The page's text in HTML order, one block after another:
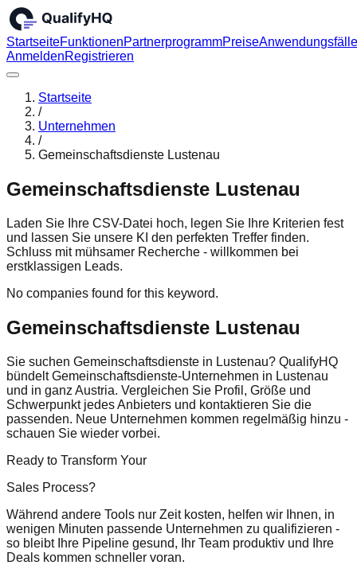
StartseiteFunktionenPartnerprogrammPreiseAnwendungsfälle
AnmeldenRegistrieren
Startseite
/
Unternehmen
/
Gemeinschaftsdienste Lustenau
Gemeinschaftsdienste Lustenau
Laden Sie Ihre CSV-Datei hoch, legen Sie Ihre Kriterien fest
und lassen Sie unsere KI den perfekten Treffer finden.
Schluss mit mühsamer Recherche - willkommen bei
erstklassigen Leads.
No companies found for this keyword.
Gemeinschaftsdienste Lustenau
Sie suchen Gemeinschaftsdienste in Lustenau? QualifyHQ
bündelt Gemeinschaftsdienste-Unternehmen in Lustenau
und in ganz Austria. Vergleichen Sie Profil, Größe und
Schwerpunkt jedes Anbieters und kontaktieren Sie die
passenden. Neue Unternehmen kommen regelmäßig hinzu -
schauen Sie wieder vorbei.
Ready to Transform Your
Sales Process?
Während andere Tools nur Zeit kosten, helfen wir Ihnen, in
wenigen Minuten passende Unternehmen zu qualifizieren -
so bleibt Ihre Pipeline gesund, Ihr Team produktiv und Ihre
Deals kommen schneller voran.